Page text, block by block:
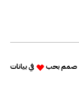
صمم بحب فيبيانات